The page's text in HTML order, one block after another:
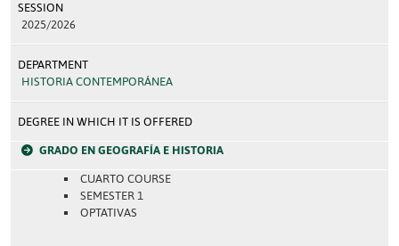
SESSION
2025/2026
DEPARTMENT
HISTORIA CONTEMPORÁNEA
DEGREE IN WHICH IT IS OFFERED
GRADO EN GEOGRAFÍA E HISTORIA
CUARTO COURSE
SEMESTER 1
OPTATIVAS